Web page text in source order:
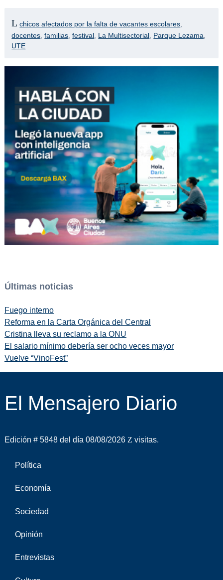
chicos afectados por la falta de vacantes escolares
docentes ,familias ,festival La Multisectorial Parque Lezama
UTE
Últimas noticias
Fuego interno
Reforma en la Carta Orgánica del Central
Cristina lleva su reclamo a la ONU
El salario mínimo debería ser ocho veces mayor
Vuelve “VinoFest”
El Mensajero Diario
Edición # 5848 del día 08/08/2026 visitas.
Política
Economía
Sociedad
Opinión
Entrevistas